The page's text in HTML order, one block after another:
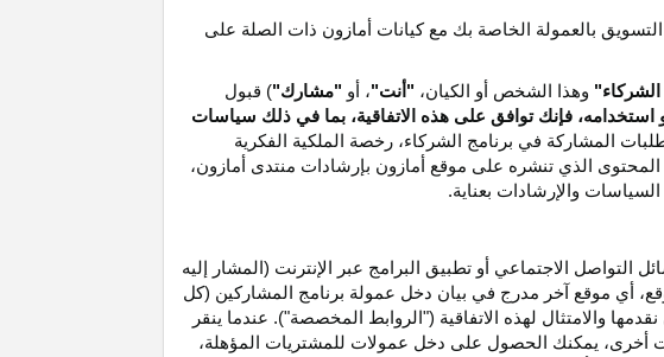
بالعمولة الخاصة بك مع كيانات أمازون ذات الصلة على
الشركاء" وهذا الشخص أو الكيان، "أنت"، أو "مشارك") قبول
فإنك توافق على هذه الاتفاقية، بما في ذلك سياسات
المشاركة في برنامج الشركاء، رخصة الملكية الفكرية
المحتوى الذي تنشره على موقع أمازون بإرشادات منتدى أمازون،
والإرشادات بعناية.
الاجتماعي أو تطبيق البرامج عبر الإنترنت (المشار إليه
أي موقع آخر مدرج في بيان دخل عمولة برنامج المشاركين (كل
والامتثال لهذه الاتفاقية ("الروابط المخصصة"). عندما ينقر
أخرى، يمكنك الحصول على دخل عمولات للمشتريات
المؤهلة،